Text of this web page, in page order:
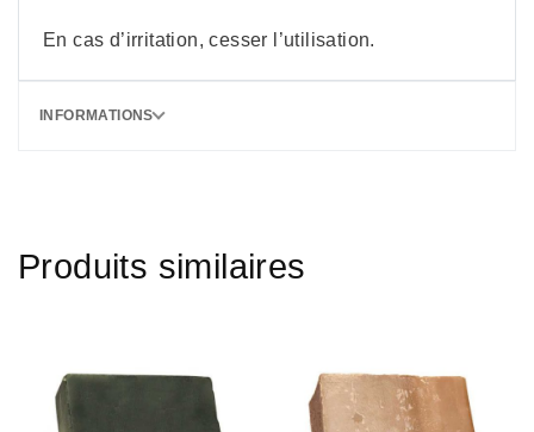
En cas d’irritation, cesser l’utilisation.
INFORMATIONS
Produits similaires